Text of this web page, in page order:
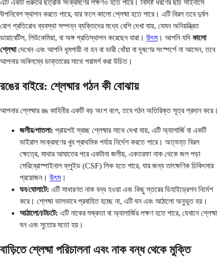
এটি একটি গুরুতর ছত্রাক সংক্রমণের লক্ষণও হতে পারে। নির্দিষ্ট ধরণের ছাঁচ সাইনাসে
উপনিবেশ স্থাপন করতে পারে, যার ফলে কালো শ্লেষ্মা হতে পারে। এটি বিরল তবে দুর্বল
রোগ প্রতিরোধ ব্যবস্থা সম্পন্ন ব্যক্তিদের মধ্যে বেশি দেখা যায়, যেমন অনিয়ন্ত্রিত
ডায়াবেটিস, লিউকেমিয়া, বা অঙ্গ প্রতিস্থাপন করেছেন যারা। উৎস। আপনি যদি কালো
শ্লেষ্মাদেখেন এবং আপনি ধূমপায়ী না হন বা ভারী ধোঁয়া বা দূষণের সংস্পর্শে না আসেন, তবে
আপনার অবিলম্বে ডাক্তারের সাথে পরামর্শ করা উচিত।
রঙের বাইরে: শ্লেষ্মার গঠন কী বোঝায়
আপনার শ্লেষ্মার রঙ কাহিনীর একটি বড় অংশ বলে, তবে গঠন অতিরিক্ত সূত্র প্রদান করে।
জলীয়/পাতলা: প্রায়শই স্বচ্ছ শ্লেষ্মার সাথে দেখা যায়, এটি অ্যালার্জি বা একটি
ভাইরাল সংক্রমণের খুব প্রাথমিক পর্যায় নির্দেশ করতে পারে। অত্যন্ত বিরল
ক্ষেত্রে, মাথার আঘাতের পরে একটানা জলীয়, একতরফা নাক থেকে জল পড়া
সেরিব্রোস্পাইনাল ফ্লুইড (CSF) লিক হতে পারে, যার জন্য তাৎক্ষণিক চিকিৎসার
প্রয়োজন। উৎস।
ঘন/ঘোলাটে: এটি সাধারণত নাক বন্ধ হওয়া এবং কিছু স্তরের ডিহাইড্রেশন নির্দেশ
করে। শ্লেষ্মা ভালভাবে প্রবাহিত হচ্ছে না, এটি ঘন এবং আঠালো অনুভূত হয়।
আঠালো/চটচটে: এটি নাকের শুষ্কতা বা অ্যালার্জির লক্ষণ হতে পারে, যেখানে শ্লেষ্মা
ঘন এবং সুতোর মতো হয়।
বাড়িতে শ্লেষ্মা পরিচালনা এবং নাক বন্ধ থেকে মুক্তি